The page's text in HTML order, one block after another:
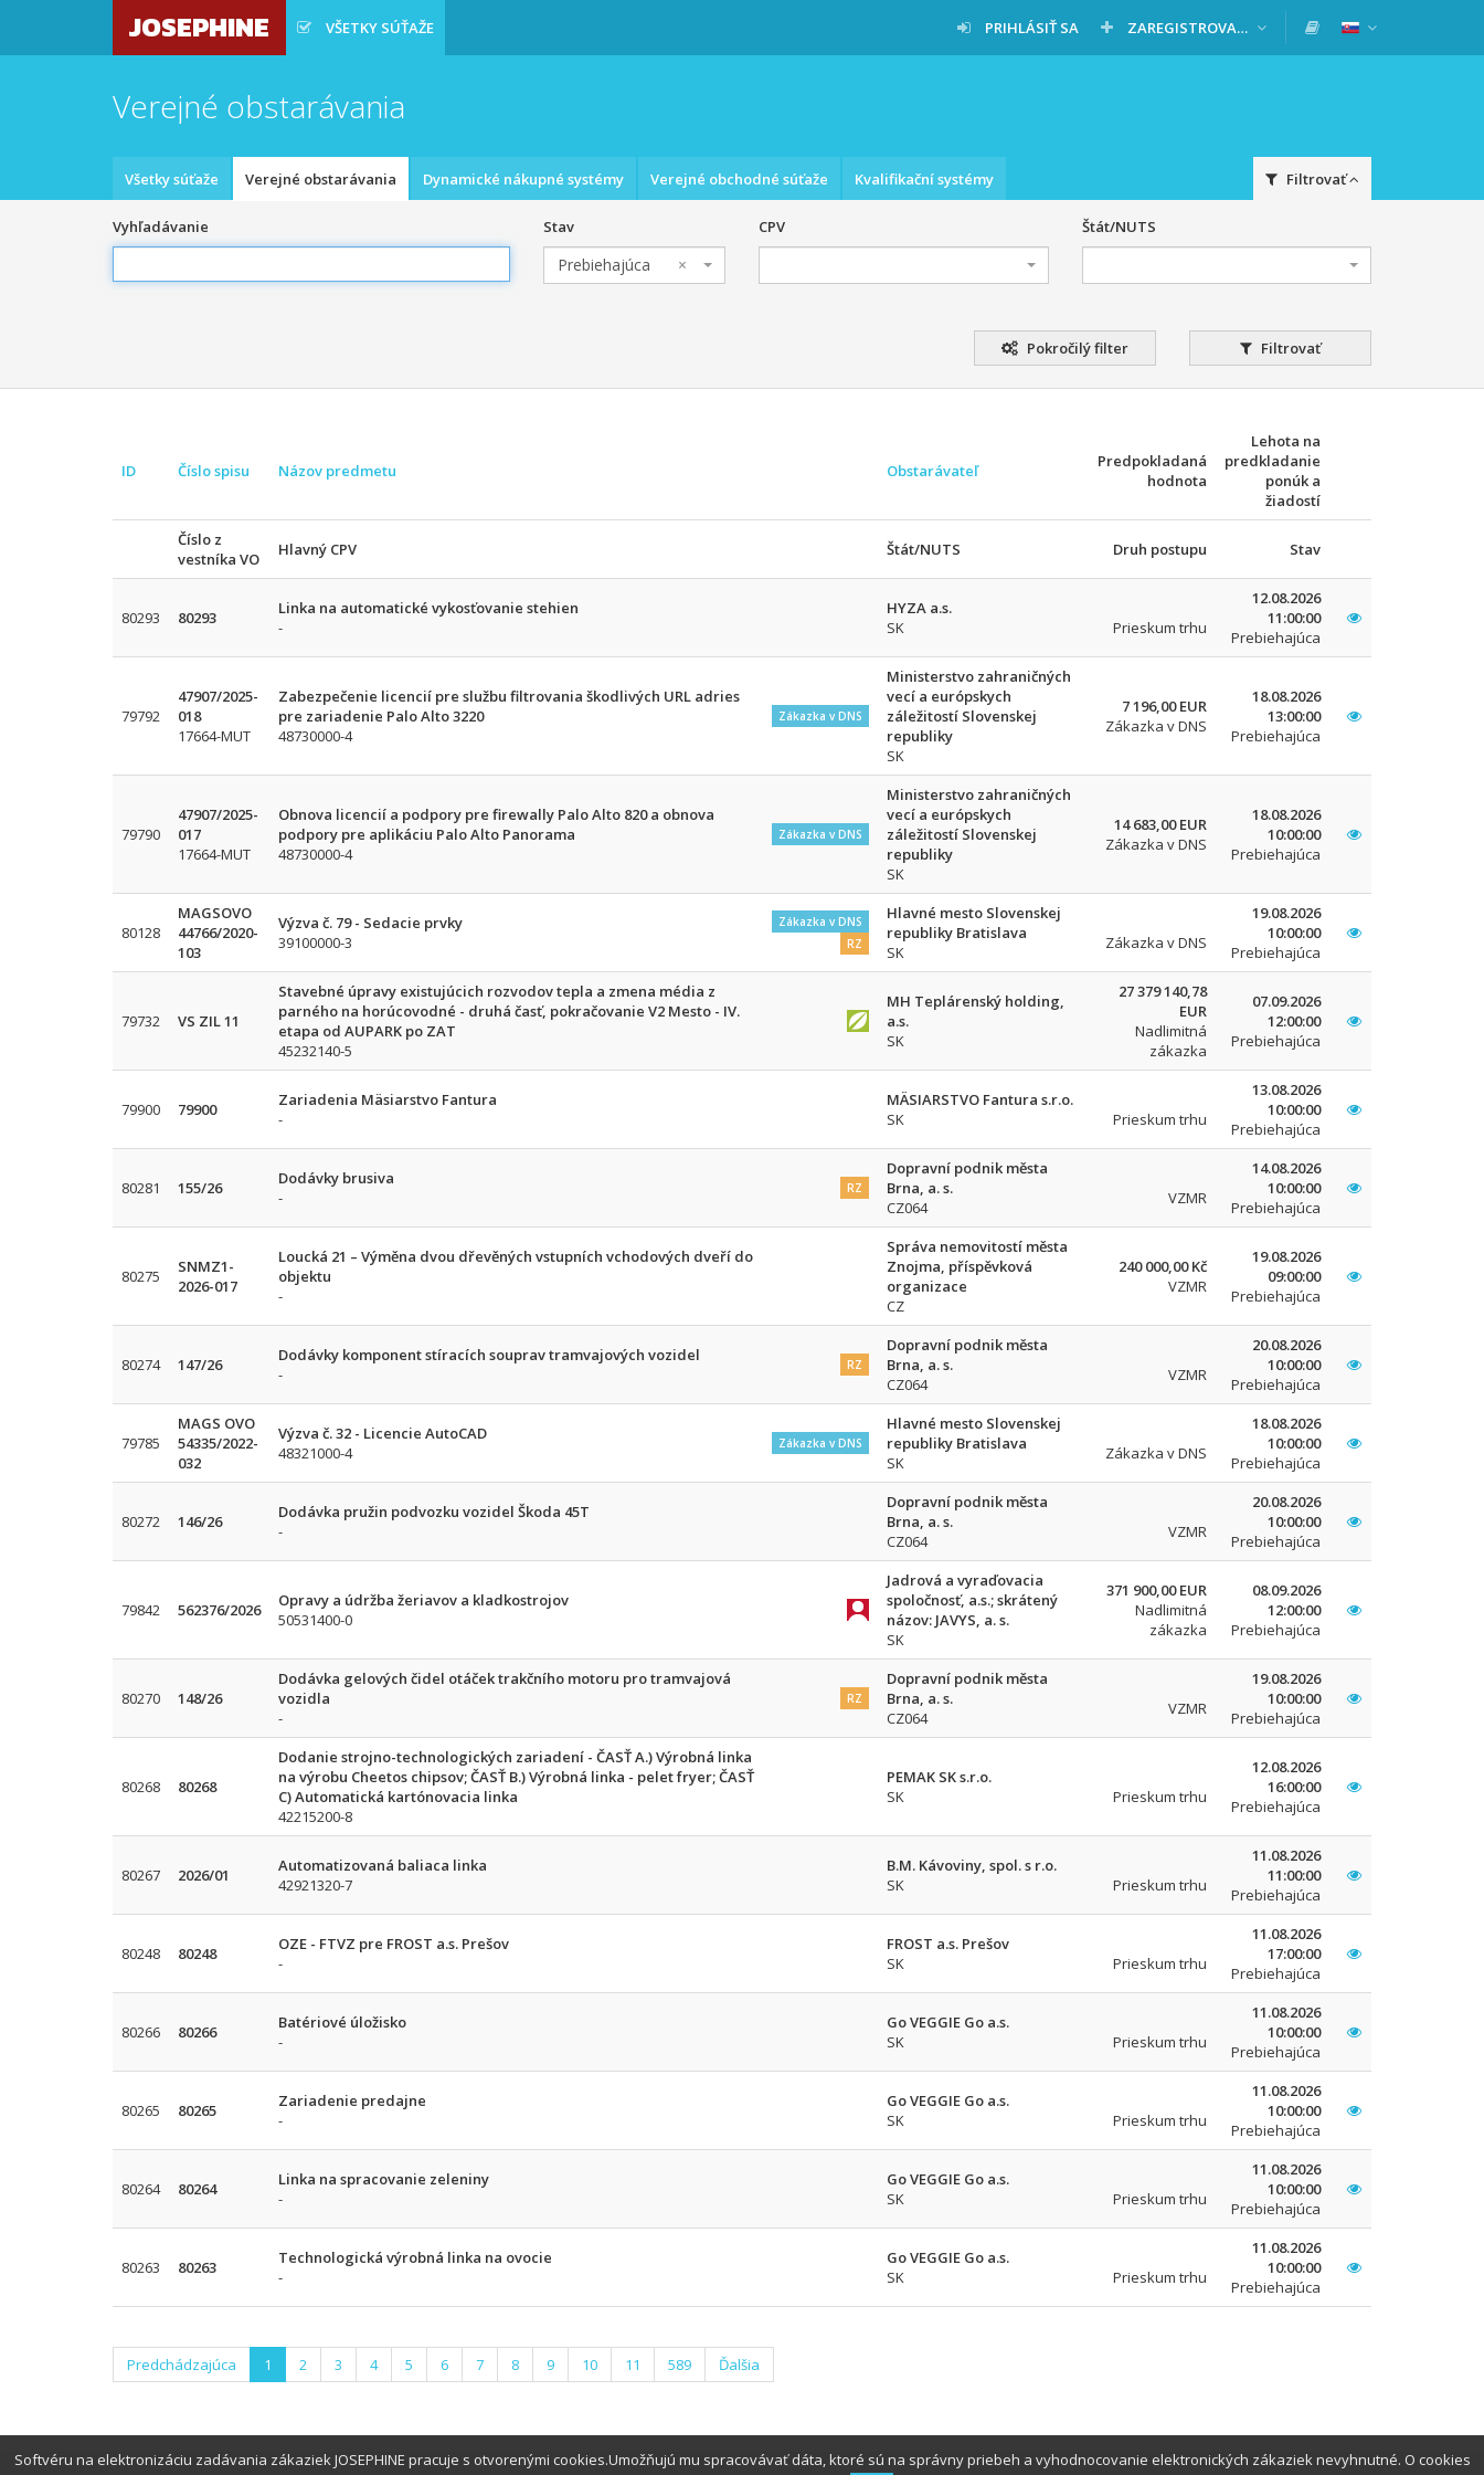
JOSEPHINE VŠETKY SÚŤAŽE PRIHLÁSIŤ SA ZAREGISTROVAŤ SA
Verejné obstarávania
Všetky súťaže Verejné obstarávania Dynamické nákupné systémy Verejné obchodné súťaže Kvalifikační systémy Filtrovať
Vyhľadávanie Stav
×
Prebiehajúca
CPV Štát/NUTS
Pokročilý filter Filtrovať
ID Číslo spisu Názov predmetu Obstarávateľ
Predpokladaná
hodnota
Lehota na
predkladanie
ponúk a
žiadostí
Číslo z
vestníka VO
Hlavný CPV Štát/NUTS Druh postupu Stav
80293 80293
Linka na automatické vykosťovanie stehien
-
HYZA a.s.
SK
Prieskum trhu
12.08.2026
11:00:00
Prebiehajúca
79792
47907/2025-
018
17664-MUT
Zabezpečenie licencií pre službu filtrovania škodlivých URL adries
pre zariadenie Palo Alto 3220
48730000-4
Zákazka v DNS
Ministerstvo zahraničných
vecí a európskych
záležitostí Slovenskej
republiky
SK
7 196,00 EUR
Zákazka v DNS
18.08.2026
13:00:00
Prebiehajúca
79790
47907/2025-
017
17664-MUT
Obnova licencií a podpory pre firewally Palo Alto 820 a obnova
podpory pre aplikáciu Palo Alto Panorama
48730000-4
Zákazka v DNS
Ministerstvo zahraničných
vecí a európskych
záležitostí Slovenskej
republiky
SK
14 683,00 EUR
Zákazka v DNS
18.08.2026
10:00:00
Prebiehajúca
80128
MAGSOVO
44766/2020-
103
Výzva č. 79 - Sedacie prvky
39100000-3
Zákazka v DNS
RZ
Hlavné mesto Slovenskej
republiky Bratislava
SK
Zákazka v DNS
19.08.2026
10:00:00
Prebiehajúca
79732 VS ZIL 11
Stavebné úpravy existujúcich rozvodov tepla a zmena média z
parného na horúcovodné - druhá časť, pokračovanie V2 Mesto - IV.
etapa od AUPARK po ZAT
45232140-5
MH Teplárenský holding,
a.s.
SK
27 379 140,78
EUR
Nadlimitná
zákazka
07.09.2026
12:00:00
Prebiehajúca
79900 79900
Zariadenia Mäsiarstvo Fantura
-
MÄSIARSTVO Fantura s.r.o.
SK
Prieskum trhu
13.08.2026
10:00:00
Prebiehajúca
80281 155/26
Dodávky brusiva
-
RZ
Dopravní podnik města
Brna, a. s.
CZ064
VZMR
14.08.2026
10:00:00
Prebiehajúca
80275
SNMZ1-
2026-017
Loucká 21 – Výměna dvou dřevěných vstupních vchodových dveří do
objektu
-
Správa nemovitostí města
Znojma, příspěvková
organizace
CZ
240 000,00 Kč
VZMR
19.08.2026
09:00:00
Prebiehajúca
80274 147/26
Dodávky komponent stíracích souprav tramvajových vozidel
-
RZ
Dopravní podnik města
Brna, a. s.
CZ064
VZMR
20.08.2026
10:00:00
Prebiehajúca
79785
MAGS OVO
54335/2022-
032
Výzva č. 32 - Licencie AutoCAD
48321000-4
Zákazka v DNS
Hlavné mesto Slovenskej
republiky Bratislava
SK
Zákazka v DNS
18.08.2026
10:00:00
Prebiehajúca
80272 146/26
Dodávka pružin podvozku vozidel Škoda 45T
-
Dopravní podnik města
Brna, a. s.
CZ064
VZMR
20.08.2026
10:00:00
Prebiehajúca
79842 562376/2026
Opravy a údržba žeriavov a kladkostrojov
50531400-0
Jadrová a vyraďovacia
spoločnosť, a.s.; skrátený
názov: JAVYS, a. s.
SK
371 900,00 EUR
Nadlimitná
zákazka
08.09.2026
12:00:00
Prebiehajúca
80270 148/26
Dodávka gelových čidel otáček trakčního motoru pro tramvajová
vozidla
-
RZ
Dopravní podnik města
Brna, a. s.
CZ064
VZMR
19.08.2026
10:00:00
Prebiehajúca
80268 80268
Dodanie strojno-technologických zariadení - ČASŤ A.) Výrobná linka
na výrobu Cheetos chipsov; ČASŤ B.) Výrobná linka - pelet fryer; ČASŤ
C) Automatická kartónovacia linka
42215200-8
PEMAK SK s.r.o.
SK
Prieskum trhu
12.08.2026
16:00:00
Prebiehajúca
80267 2026/01
Automatizovaná baliaca linka
42921320-7
B.M. Kávoviny, spol. s r.o.
SK
Prieskum trhu
11.08.2026
11:00:00
Prebiehajúca
80248 80248
OZE - FTVZ pre FROST a.s. Prešov
-
FROST a.s. Prešov
SK
Prieskum trhu
11.08.2026
17:00:00
Prebiehajúca
80266 80266
Batériové úložisko
-
Go VEGGIE Go a.s.
SK
Prieskum trhu
11.08.2026
10:00:00
Prebiehajúca
80265 80265
Zariadenie predajne
-
Go VEGGIE Go a.s.
SK
Prieskum trhu
11.08.2026
10:00:00
Prebiehajúca
80264 80264
Linka na spracovanie zeleniny
-
Go VEGGIE Go a.s.
SK
Prieskum trhu
11.08.2026
10:00:00
Prebiehajúca
80263 80263
Technologická výrobná linka na ovocie
-
Go VEGGIE Go a.s.
SK
Prieskum trhu
11.08.2026
10:00:00
Prebiehajúca
Predchádzajúca 1 2 3 4 5 6 7 8 9 10 11 589 Ďalšia
Softvéru na elektronizáciu zadávania zákaziek JOSEPHINE pracuje s otvorenými cookies.Umožňujú mu spracovávať dáta, ktoré sú na správny priebeh a vyhodnocovanie elektronických zákaziek nevyhnutné. O cookies